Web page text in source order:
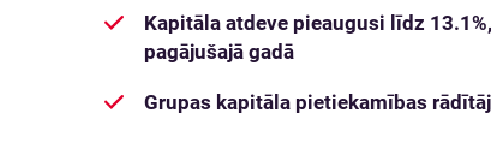
Kapitāla atdeve pieaugusi līdz
pagājušajā gadā
Grupas kapitāla pietiekamības